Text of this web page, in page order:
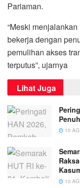
Pariaman.
“Meski
bekerja dengan
pemulihan akses
terputus”, ujarnya
Lihat Juga
10
10